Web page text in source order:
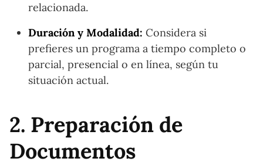
relacionada.
Duración y Modalidad: Considera si
prefieres un programa a tiempo completo o
parcial, presencial o en línea, según tu
situación actual.
2. Preparación de
Documentos